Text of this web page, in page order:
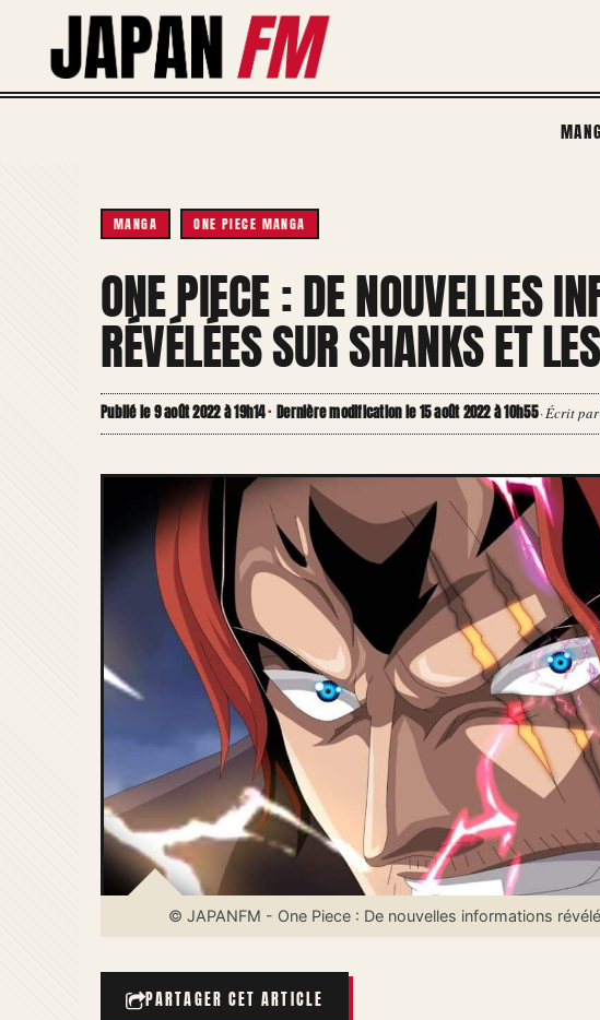
contenu
MANGA ONE PIECE MANGA
ONE PIECE : DE NOUVELLES
RÉVÉLÉES SUR SHANKS ET
Publié le 9 août 2022 à 19h14· Dernière modification le 15 août 2022 à 10h55·Écrit par
© JAPANFM - One Piece : De nouvelles informations
PARTAGER CET ARTICLE